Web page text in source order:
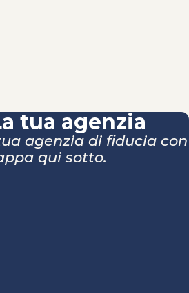
tua agenzia
agenzia di fiducia con
qui sotto.